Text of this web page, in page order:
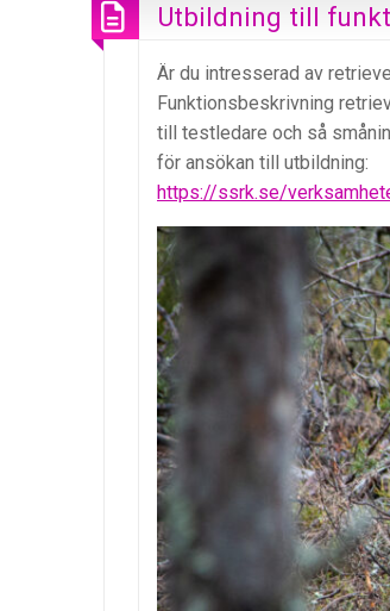
Utbildning till
Är du intresserad av
Funktionsbeskrivning
till testledare och så
för ansökan till utbildning:
https://ssrk.se/